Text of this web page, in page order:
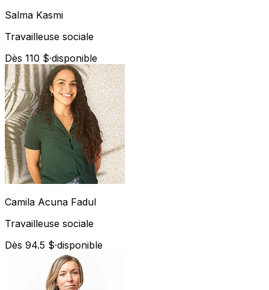
Salma Kasmi
Travailleuse sociale
Dès 110 $·disponible
Camila Acuna Fadul
Travailleuse sociale
Dès 94.5 $·disponible